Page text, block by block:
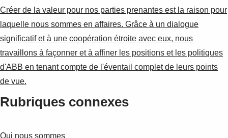
Créer de la valeur pour nos parties prenantes est la raison pour
laquelle nous sommes en affaires. Grâce à un dialogue
significatif et à une coopération étroite avec eux, nous
travaillons à façonner et à affiner les positions et les politiques
d'ABB en tenant compte de l'éventail complet de leurs points
de vue.
Rubriques connexes
Qui nous sommes